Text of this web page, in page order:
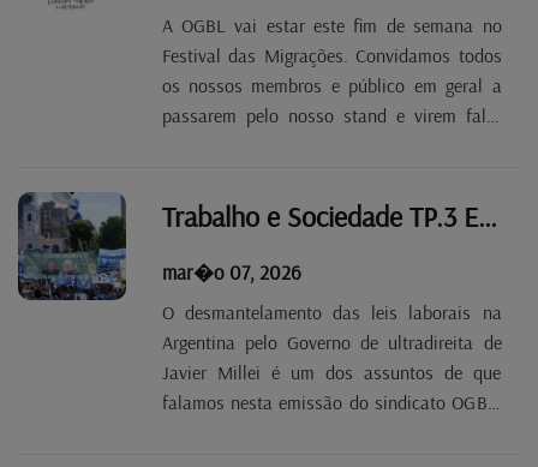
A OGBL vai estar este fim de semana no
Festival das Migrações. Convidamos todos
os nossos membros e público em geral a
passarem pelo nosso stand e virem falar
emissão de hoje.
Trabalho e Sociedade TP.3 EP 22
mar�o 07, 2026
O desmantelamento das leis laborais na
Argentina pelo Governo de ultradireita de
Javier Millei é um dos assuntos de que
falamos nesta emissão do sindicato OGBL.